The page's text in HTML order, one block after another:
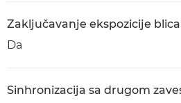
Zaključavanje ekspozicije blica
Da
Sinhronizacija sa drugom